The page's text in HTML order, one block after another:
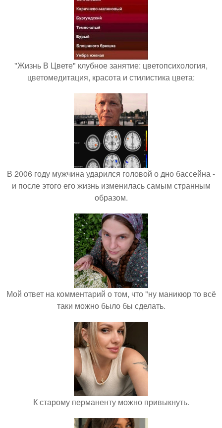
"Жизнь В Цвете" клубное занятие: цветопсихология,
цветомедитация, красота и стилистика цвета:
В 2006 году мужчина ударился головой о дно бассейна -
и после этого его жизнь изменилась самым странным
образом.
Мой ответ на комментарий о том, что "ну маникюр то всё
таки можно было бы сделать.
К старому перманенту можно привыкнуть.